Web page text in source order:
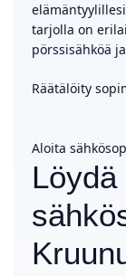
tarjolla on
pörssisähköä
Räätälöity
Aloita